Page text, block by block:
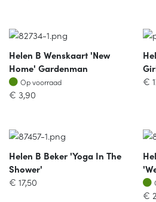
Helen B Wenskaart 'new
Home' Gardenman
Op voorraad
Op voorraad
€ 3,90
€
Helen B Beker 'yoga In The
Shower'
€ 17,50
€